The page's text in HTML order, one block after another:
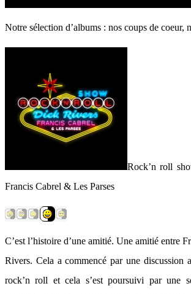
Notre sélection d’albums : nos coups de coeur,
Rock’n roll
Francis Cabrel & Les Parses
C’est l’histoire d’une amitié. Une amitié entre
Rivers. Cela a commencé par une discussion
rock’n roll et cela s’est poursuivi par une